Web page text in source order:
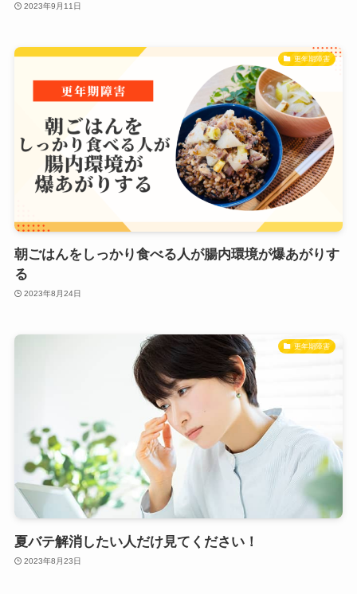
2023年9月11日
更年期障害
朝ごはんをしっかり食べる人が腸内環境が爆あがりす
る
2023年8月24日
更年期障害
夏バテ解消したい人だけ見てください！
2023年8月23日